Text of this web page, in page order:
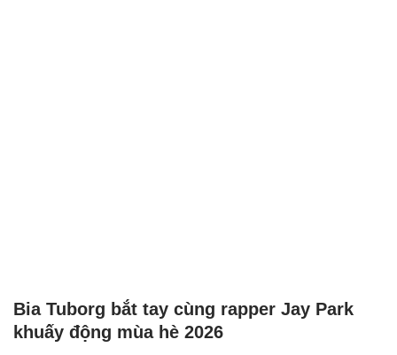
Bia Tuborg bắt tay cùng rapper Jay Park
khuấy động mùa hè 2026